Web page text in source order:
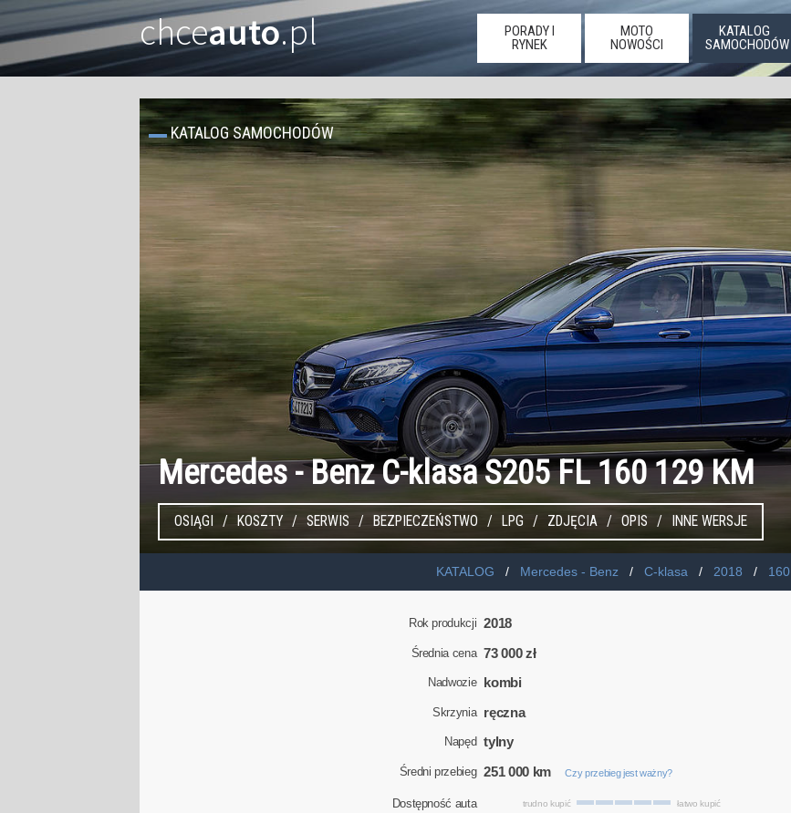
chceauto.pl
PORADY I
RYNEK
MOTO
NOWOŚCI
KATALOG
SAMOCHODÓW
Mercedes - Benz C-klasa S205 FL 160 129 KM
KATALOG SAMOCHODÓW
OSIĄGI KOSZTY SERWIS BEZPIECZEŃSTWO LPG ZDJĘCIA OPIS INNE WERSJE
KATALOG Mercedes - Benz C-klasa 2018 160
Rok produkcji 2018
Średnia cena 73 000 zł
Nadwozie kombi
Skrzynia ręczna
Napęd tylny
Średni przebieg 251 000 km Czy przebieg jest ważny?
Dostępność auta trudno kupić łatwo kupić